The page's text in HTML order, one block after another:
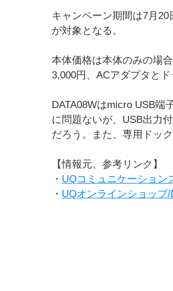
キャンペーン期間は7月
が対象となる。
本体価格は本体のみの場
3,000円、ACアダプタと
DATA08Wはmicro USB端
に問題ないが、USB出力
だろう。また、専用ドッ
【情報元、参考リンク】
・ UQコミュニケーション
・ UQオンラインショップ